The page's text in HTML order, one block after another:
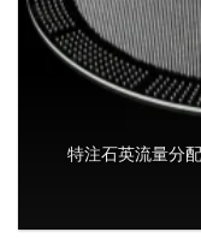
特注石英流量分